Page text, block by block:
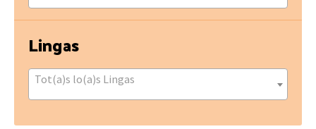
Lingas
Tot(a)s lo(a)s Lingas